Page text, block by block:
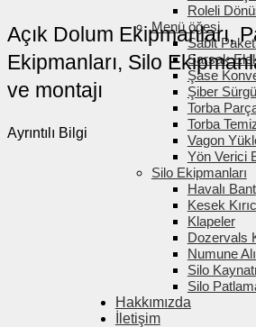
Roleli
Menü öğesi
Sabit
Sarsak
Şase
Şiber Sürgü
Torba
Torba
Vagon
Yön Verici
Silo Ekipmanları
Havalı Bant
Kesek
Klapeler
Dozervals
Numune
Silo
Silo
Hakkımızda
İletişim
Açık Dolum Ekipmanları,
Ekipmanları, Silo
ve montajı
Ayrıntılı Bilgi